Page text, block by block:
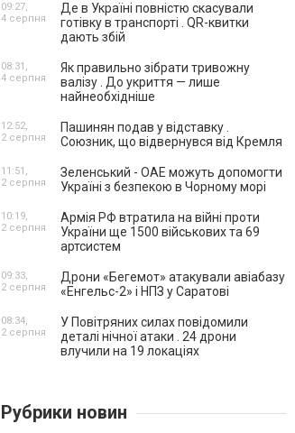
Де в Україні повністю скасували
готівку в транспорті . QR-квитки
дають збій
09:27,
4 серпня
Як правильно зібрати тривожну
валізу . До укриття — лише
найнеобхідніше
08:31,
4 серпня
Пашинян подав у відставку .
Союзник, що відвернувся від Кремля
12:52,
2 серпня
Зеленський - ОАЕ можуть допомогти
Україні з безпекою в Чорному морі
11:51,
2 серпня
Армія РФ втратила на війні проти
України ще 1500 військових та 69
артсистем
10:19,
2 серпня
Дрони «Бегемот» атакували авіабазу
«Енгельс-2» і НПЗ у Саратові
09:33,
2 серпня
У Повітряних силах повідомили
деталі нічної атаки . 24 дрони
влучили на 19 локаціях
08:34,
2 серпня
Рубрики новин